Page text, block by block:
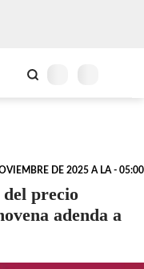
DE 2025 A LA - 05:00
del precio
adenda a